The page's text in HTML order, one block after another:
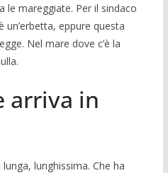
le mareggiate. Per il sindaco
eppure questa
Nel mare dove c’è la
arriva in
lunga, lun­ghissima. Che ha